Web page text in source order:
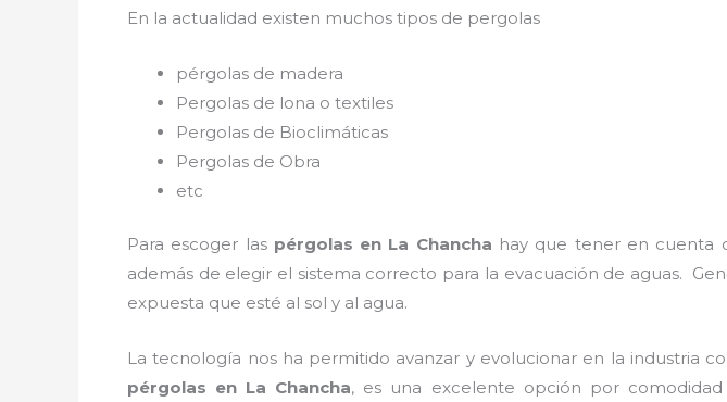
En la actualidad existen muchos tipos de pergolas
pérgolas de madera
Pergolas de lona o textiles
Pergolas de Bioclimáticas
Pergolas de Obra
etc
Para escoger las pérgolas en La Chancha hay que tener en cuenta
además de elegir el sistema correcto para la evacuación de aguas.
expuesta que esté al sol y al agua.
La tecnología nos ha permitido avanzar y evolucionar en la industria
pérgolas en La Chancha, es una excelente opción por